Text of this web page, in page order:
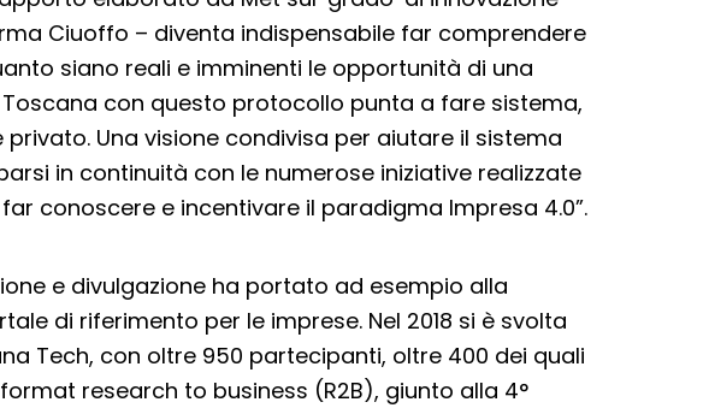
Ciuoffo – diventa indispensabile far comprendere
siano reali e imminenti le opportunità di una
Toscana con questo protocollo punta a fare sistema,
Una visione condivisa per aiutare il sistema
in continuità con le numerose iniziative realizzate
conoscere e incentivare il paradigma Impresa 4.0”.
e divulgazione ha portato ad esempio alla
di riferimento per le imprese. Nel 2018 si è svolta
Tech, con oltre 950 partecipanti, oltre 400 dei quali
research to business (R2B), giunto alla 4°